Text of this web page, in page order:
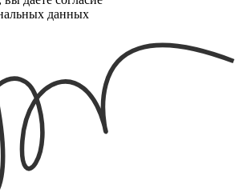
данных